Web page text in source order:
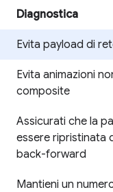
Diagnostica
Evita payload di
Evita animazioni
composite
Assicurati che la
essere ripristinata
back-forward
Mantieni un